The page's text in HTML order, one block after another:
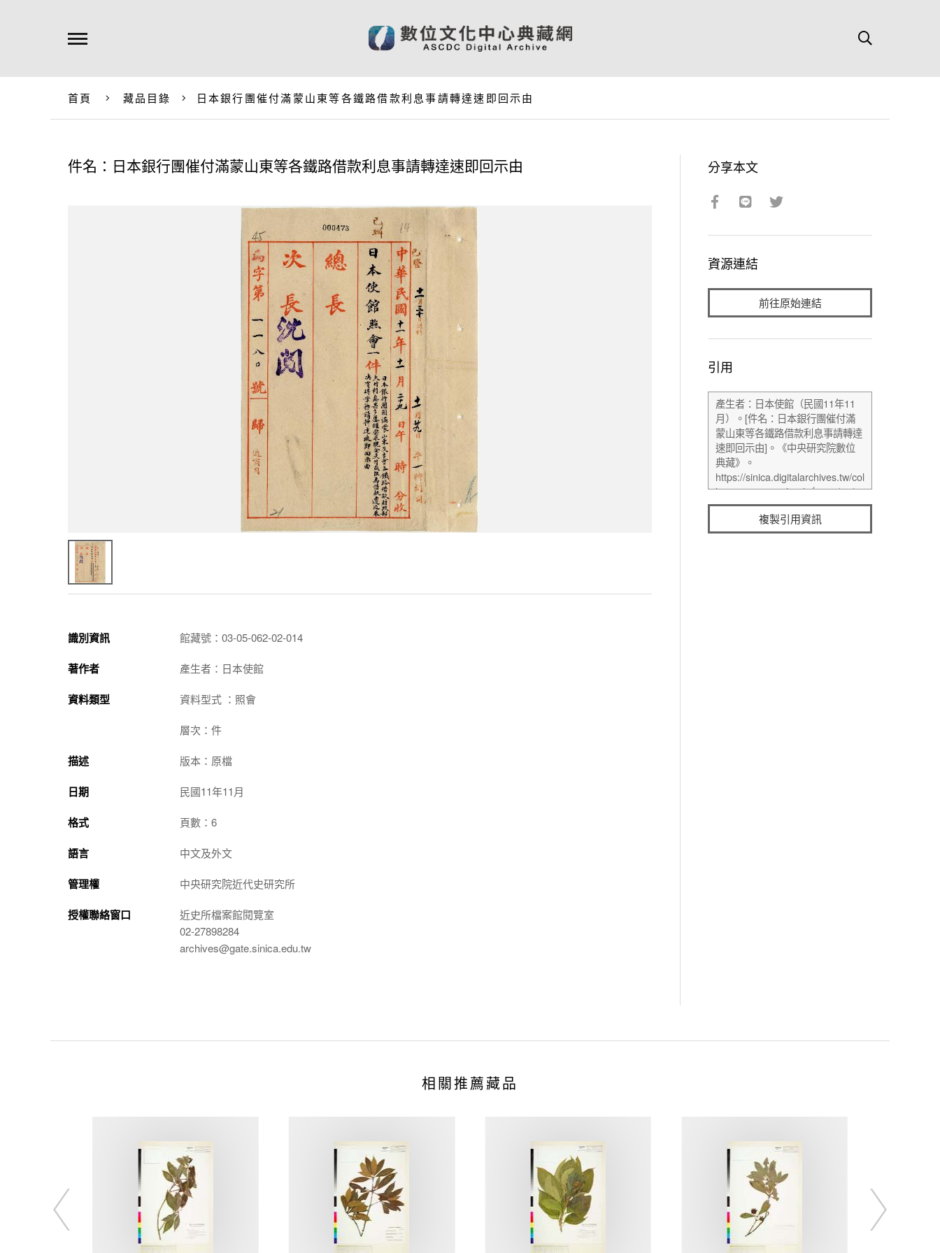
首頁 藏品目錄 日本銀行團催付滿蒙山東等各鐵路借款利息事請轉達速即回示由
件名：日本銀行團催付滿蒙山東等各鐵路借款利息事請轉達速即回示由
識別資訊 館藏號：03-05-062-02-014
著作者 產生者：日本使館
資料類型 資料型式 ：照會
層次：件
描述 版本：原檔
日期 民國11年11月
格式 頁數：6
語言 中文及外文
管理權 中央研究院近代史研究所
授權聯絡窗口
近史所檔案館閱覽室
02-27898284
archives@gate.sinica.edu.tw
分享本文
資源連結
前往原始連結
引用
複製引用資訊
相關推薦藏品